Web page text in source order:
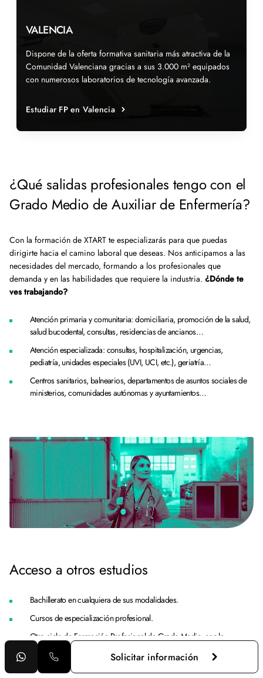
VALENCIA
Dispone de la oferta formativa sanitaria más atractiva de la
Comunidad Valenciana gracias a sus 3.000 m² equipados
con numerosos laboratorios de tecnología avanzada.
Estudiar FP en Valencia
¿Qué salidas profesionales tengo con el
Grado Medio de Auxiliar de Enfermería?
Con la formación de XTART te especializarás para que puedas
dirigirte hacia el camino laboral que deseas. Nos anticipamos a las
necesidades del mercado, formando a los profesionales que
demanda y en las habilidades que requiere la industria. ¿Dónde te
ves trabajando?
Atención primaria y comunitaria: domiciliaria, promoción de la salud,
salud bucodental, consultas, residencias de ancianos…
Atención especializada: consultas, hospitalización, urgencias,
pediatría, unidades especiales (UVI, UCI, etc.), geriatría…
Centros sanitarios, balnearios, departamentos de asuntos sociales de
ministerios, comunidades autónomas y ayuntamientos…
Acceso a otros estudios
Bachillerato en cualquiera de sus modalidades.
Cursos de especialización profesional.
Otro ciclo de Formación Profesional de Grado Medio, con la
de acuerdo a la normativa vigente.Solicitar información